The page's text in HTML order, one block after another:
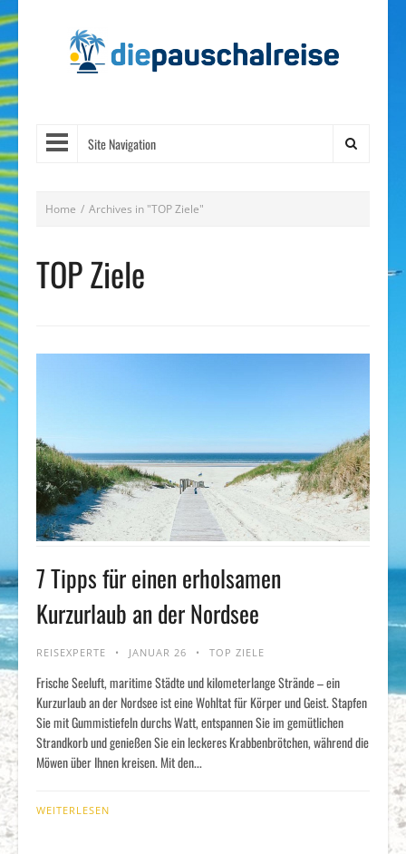
Site Navigation
Home / Archives in "TOP Ziele"
TOP Ziele
7 Tipps für einen erholsamen
Kurzurlaub an der Nordsee
REISEXPERTE JANUAR 26 TOP ZIELE
Frische Seeluft, maritime Städte und kilometerlange Strände – ein
Kurzurlaub an der Nordsee ist eine Wohltat für Körper und Geist. Stapfen
Sie mit Gummistiefeln durchs Watt, entspannen Sie im gemütlichen
Strandkorb und genießen Sie ein leckeres Krabbenbrötchen, während die
Möwen über Ihnen kreisen. Mit den...
WEITERLESEN